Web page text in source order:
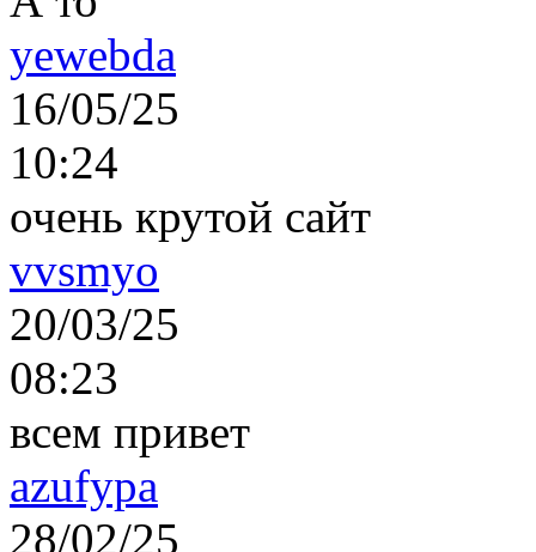
yewebda
16/05/25
10:24
очень крутой сайт
vvsmyo
20/03/25
08:23
всем привет
azufypa
28/02/25